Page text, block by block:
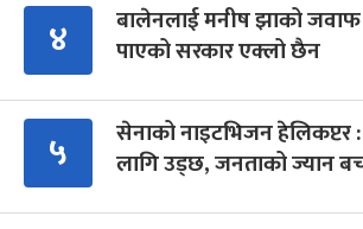
४
बालेनलाई मनीष झाको
पाएको सरकार एक्लो छैन
५
सेनाको नाइटभिजन
लागि उड्छ, जनताको ज्यान